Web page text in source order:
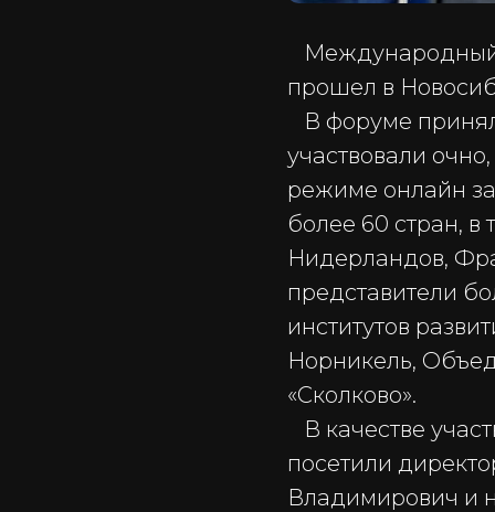
Международный
прошел в
В форуме
участвовали
режиме онлайн
более 60 стран,
Нидерландов,
представители
институтов
Норникель,
«Сколково».
В качестве
посетили
Владимирович и